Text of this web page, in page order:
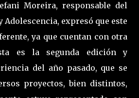
Moreira, responsable del
Adolescencia, expresó que este
ya que cuentan con otra
es la segunda edición y
del año pasado, que se
proyectos, bien distintos,